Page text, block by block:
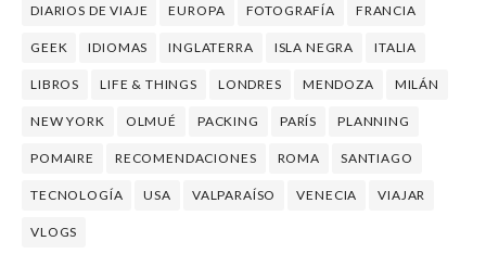
DIARIOS DE VIAJE EUROPA FOTOGRAFÍA FRANCIA
GEEK IDIOMAS INGLATERRA ISLA NEGRA ITALIA
LIBROS LIFE & THINGS LONDRES MENDOZA MILÁN
NEW YORK OLMUÉ PACKING PARÍS PLANNING
POMAIRE RECOMENDACIONES ROMA SANTIAGO
TECNOLOGÍA USA VALPARAÍSO VENECIA VIAJAR
VLOGS